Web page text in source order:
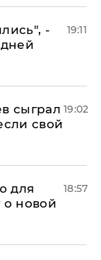
-
19:11
сыграл
свой
19:02
для
о новой
18:57